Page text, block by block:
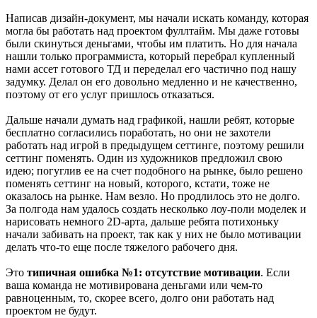
Написав дизайн-документ, мы начали искать команду, которая
могла бы работать над проектом фуллтайм. Мы даже готовы
были скинуться деньгами, чтобы им платить. Но для начала
нашли только программиста, который перебрал купленный
нами ассет готового ТД и переделал его частично под нашу
задумку. Делал он его довольно медленно и не качественно,
поэтому от его услуг пришлось отказаться.
Дальше начали думать над графикой, нашли ребят, которые
бесплатно согласились поработать, но они не захотели
работать над игрой в предыдущем сеттинге, поэтому решили
сеттинг поменять. Один из художников предложил свою
идею; погуглив ее на счет подобного на рынке, было решено
поменять сеттинг на новый, которого, кстати, тоже не
оказалось на рынке. Нам везло. Но продлилось это не долго.
За полгода нам удалось создать несколько лоу-поли моделек и
нарисовать немного 2D-арта, дальше ребята потихоньку
начали забивать на проект, так как у них не было мотивации
делать что-то еще после тяжелого рабочего дня.
Это типичная ошибка №1: отсутствие мотивации. Если
ваша команда не мотивирована деньгами или чем-то
равноценным, то, скорее всего, долго они работать над
проектом не будут.